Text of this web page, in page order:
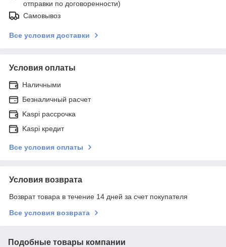
отправки по договоренности)
Самовывоз
Все условия доставки
Условия оплаты
Наличными
Безналичный расчет
Kaspi рассрочка
Kaspi кредит
Все условия оплаты
Условия возврата
Возврат товара в течение 14 дней за счет покупателя
Все условия возврата
Подобные товары компании